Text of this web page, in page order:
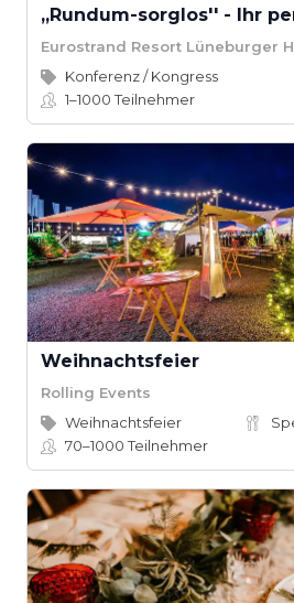
Eurostrand Resort Lüneburger
Konferenz / Kongress
1–1000Teilnehmer
Weihnachtsfeier
Rolling Events
Weihnachtsfeier
70–1000Teilnehmer